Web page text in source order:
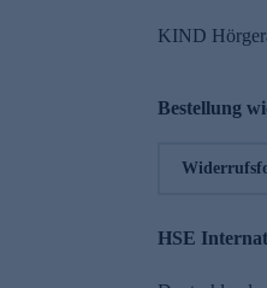
KIND
Bestellung
HSE